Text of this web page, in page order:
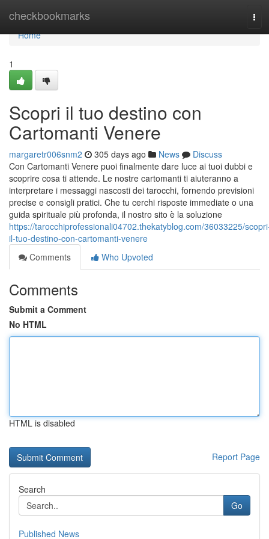
checkbookmarks
Home
Home
1
Scopri il tuo destino con
Cartomanti Venere
margaretr006snm2 305 days ago News
Discuss
Con Cartomanti Venere puoi finalmente dare luce ai tuoi dubbi e
scoprire cosa ti attende. Le nostre cartomanti ti aiuteranno a
interpretare i messaggi nascosti dei tarocchi, fornendo previsioni
precise e consigli pratici. Che tu cerchi risposte immediate o una
guida spirituale più profonda, il nostro sito è la soluzione
https://tarocchiprofessionali04702.thekatyblog.com/36033225/
il-tuo-destino-con-cartomanti-venere
Comments
Who Upvoted
Comments
Submit a Comment
No HTML
HTML is disabled
Report Page
Search
Go
Published News